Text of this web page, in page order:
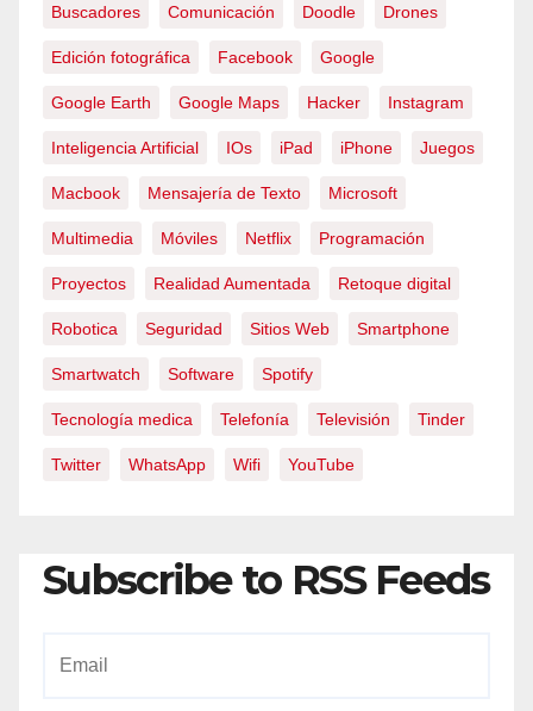
Buscadores Comunicación Doodle Drones
Edición fotográfica Facebook Google
Google Earth Google Maps Hacker Instagram
Inteligencia Artificial IOs iPad iPhone Juegos
Macbook Mensajería de Texto Microsoft
Multimedia Móviles Netflix Programación
Proyectos Realidad Aumentada Retoque digital
Robotica Seguridad Sitios Web Smartphone
Smartwatch Software Spotify
Tecnología medica Telefonía Televisión Tinder
Twitter WhatsApp Wifi YouTube
Subscribe to RSS Feeds